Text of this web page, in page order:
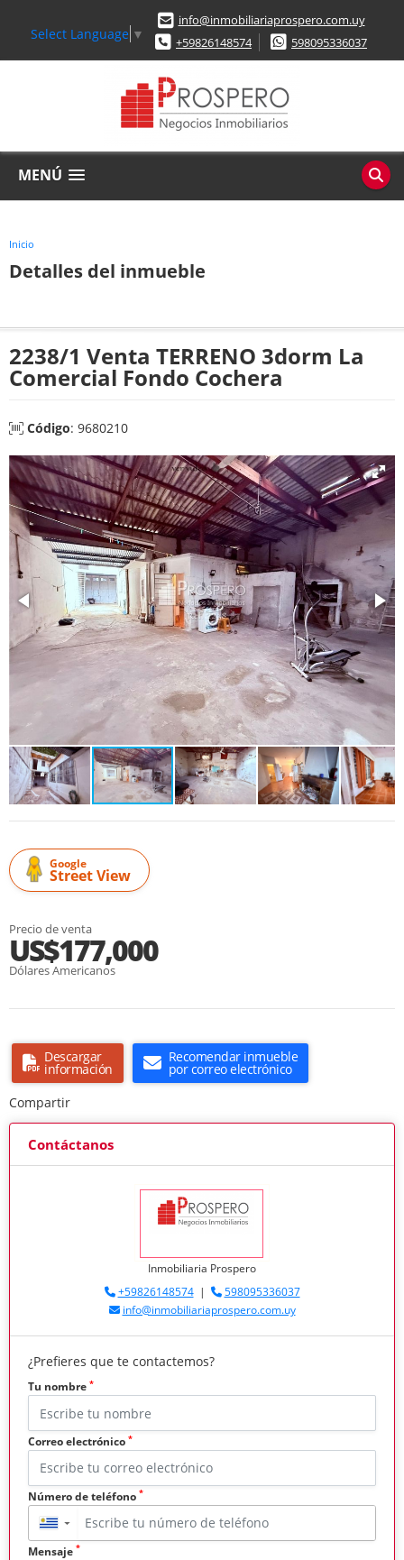
Select Language ▼
info@inmobiliariaprospero.com.uy
+59826148574
598095336037
MENÚ
Inicio
Detalles del inmueble
2238/1 Venta TERRENO 3dorm La
Comercial Fondo Cochera
Código: 9680210
Google
Street View
Precio de venta
US$177,000
Dólares Americanos
Descargar
información
Recomendar inmueble
por correo electrónico
Compartir
Contáctanos
Inmobiliaria Prospero
+59826148574|
598095336037
info@inmobiliariaprospero.com.uy
¿Prefieres que te contactemos?
Tu nombre *
Correo electrónico *
Número de teléfono *
▼
Mensaje *